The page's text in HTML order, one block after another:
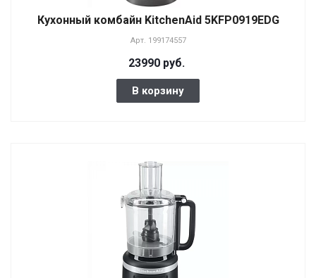
Кухонный комбайн KitchenAid 5KFP0919EDG
Арт. 199174557
23990 руб.
В корзину